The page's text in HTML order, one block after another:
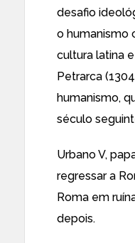
desafio
o humanismo
cultura latina
Petrarca
humanismo,
século
Urbano V,
regressar a
Roma em
depois.